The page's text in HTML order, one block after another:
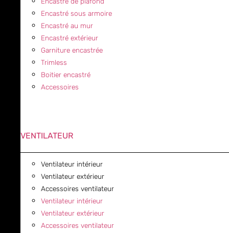
Encastré sous armoire
Encastré au mur
Encastré extérieur
Garniture encastrée
Trimless
Boitier encastré
Accessoires
VENTILATEUR
Ventilateur intérieur
Ventilateur extérieur
Accessoires ventilateur
Ventilateur intérieur
Ventilateur extérieur
Accessoires ventilateur